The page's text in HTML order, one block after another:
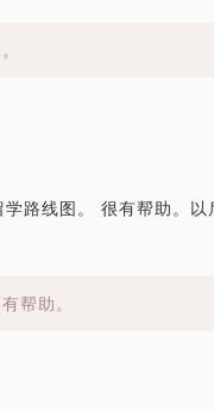
路线图。 很有帮助。以
帮助。